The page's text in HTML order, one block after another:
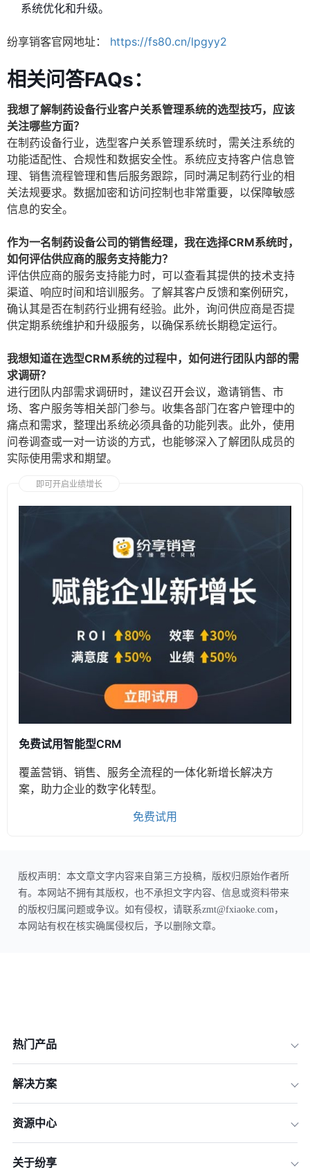
系统优化和升级。
纷享销客官网地址： https://fs80.cn/lpgyy2
相关问答FAQs：
我想了解制药设备行业客户关系管理系统的选型技巧，应该
关注哪些方面？
在制药设备行业，选型客户关系管理系统时，需关注系统的
功能适配性、合规性和数据安全性。系统应支持客户信息管
理、销售流程管理和售后服务跟踪，同时满足制药行业的相
关法规要求。数据加密和访问控制也非常重要，以保障敏感
信息的安全。
作为一名制药设备公司的销售经理，我在选择CRM系统时，
如何评估供应商的服务支持能力？
评估供应商的服务支持能力时，可以查看其提供的技术支持
渠道、响应时间和培训服务。了解其客户反馈和案例研究，
确认其是否在制药行业拥有经验。此外，询问供应商是否提
供定期系统维护和升级服务，以确保系统长期稳定运行。
我想知道在选型CRM系统的过程中，如何进行团队内部的需
求调研？
进行团队内部需求调研时，建议召开会议，邀请销售、市
场、客户服务等相关部门参与。收集各部门在客户管理中的
痛点和需求，整理出系统必须具备的功能列表。此外，使用
问卷调查或一对一访谈的方式，也能够深入了解团队成员的
实际使用需求和期望。
即可开启业绩增长
免费试用智能型CRM
覆盖营销、销售、服务全流程的一体化新增长解决方
案，助力企业的数字化转型。
免费试用
版权声明：本文章文字内容来自第三方投稿，版权归原始作者所
有。本网站不拥有其版权，也不承担文字内容、信息或资料带来
的版权归属问题或争议。如有侵权，请联系zmt@fxiaoke.com，
本网站有权在核实确属侵权后，予以删除文章。
热门产品
解决方案
资源中心
关于纷享